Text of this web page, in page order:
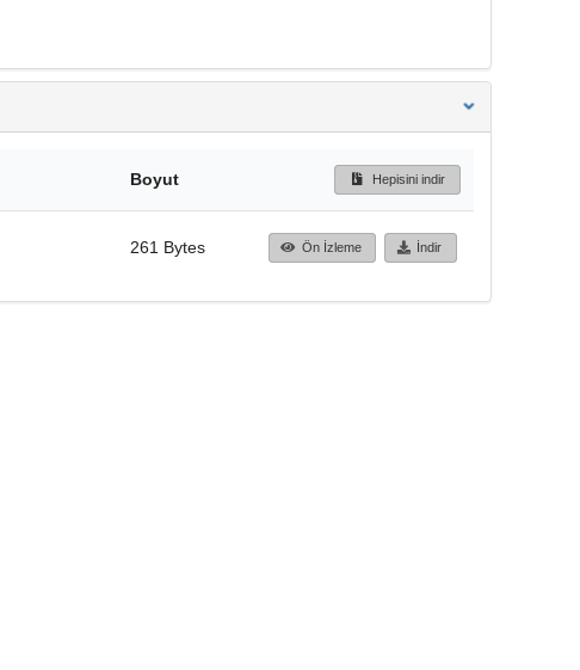
Boyut Hepisini indir
261 Bytes Ön İzleme İndir